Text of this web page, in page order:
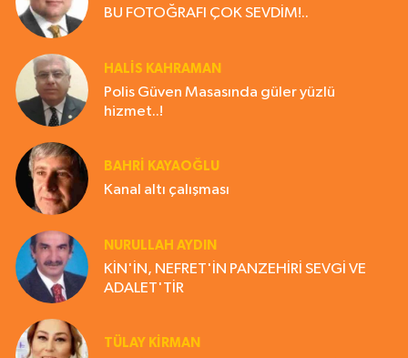
BU FOTOĞRAFI ÇOK SEVDİM!..
HALIS KAHRAMAN
Polis Güven Masasında güler yüzlü
hizmet..!
BAHRI KAYAOĞLU
Kanal altı çalışması
NURULLAH AYDIN
KİN'İN, NEFRET'İN PANZEHİRİ SEVGİ VE
ADALET'TİR
TÜLAY KİRMAN